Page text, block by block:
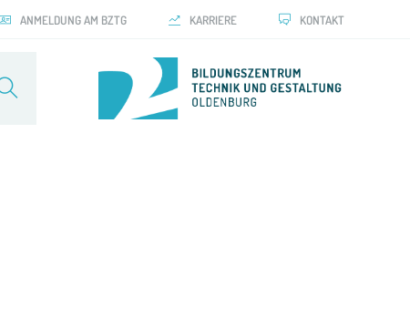
ANMELDUNG AM BZTG KARRIERE KONTAKT